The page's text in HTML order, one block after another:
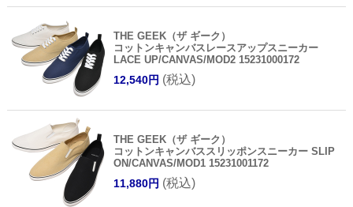
THE GEEK（ザ ギーク）
コットンキャンバスレースアップスニーカー
LACE UP/CANVAS/MOD2 15231000172
12,540円 (税込)
THE GEEK（ザ ギーク）
コットンキャンバススリッポンスニーカー SLIP
ON/CANVAS/MOD1 15231001172
11,880円 (税込)